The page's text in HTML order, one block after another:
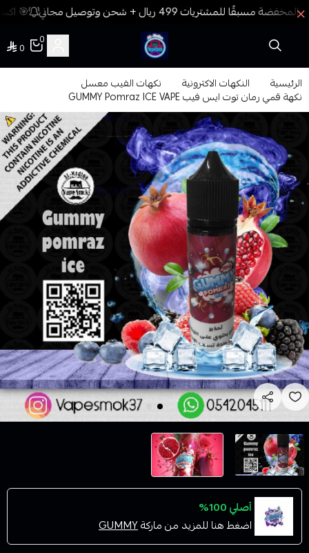
🎯
فيب المدينة
0
0
الرئيسية النكهات الاكترونية نكهات الفيب معسل
نكهة قمي رمان توت ايس فيب GUMMY Pomraz ICE VAPE
أصلي 100%
اضغط هنا للمزيد من ماركةGUMMY